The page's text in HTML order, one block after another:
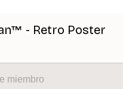
- Retro Poster
miembro